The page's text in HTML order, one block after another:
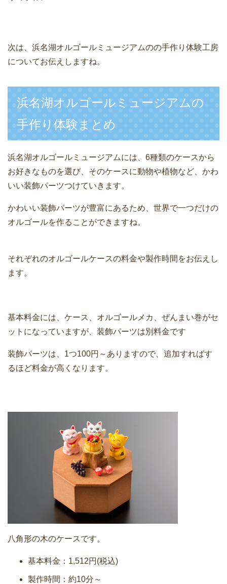
次は、浜名湖オルゴールミュージアムのの手作り体験工房
についてお伝えしますね。
浜名湖オルゴールミュージアムの
手作り体験まとめ
浜名湖オルゴールミュージアムには、6種類のケースから
お好きなものを選び、そのケースに動物や植物など、かわ
いい装飾パーツつけていきます。
かわいい装飾パーツが豊富にあるため、世界で一つだけの
オルゴールを作ることができますね。
それぞれのオルゴールケースの料金や製作時間をお伝えし
ます。
基本料金には、ケース、オルゴールメカ、ぜんまい巻がセ
ットになっていますが、装飾パーツは別料金です
装飾パーツは、1つ100円～ありますので、追加すればす
るほど料金が高くなります。
八角形の木のケースです。
基本料金：1,512円(税込)
製作時間：約10分～